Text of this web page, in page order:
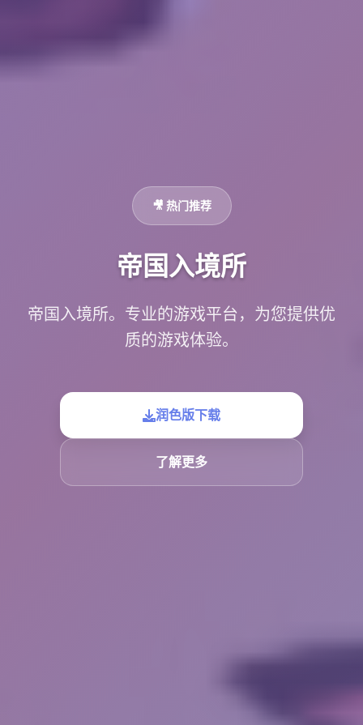
🎥 热门推荐
帝国入境所
帝国入境所。专业的游戏平台，为您提供优
质的游戏体验。
润色版下载
了解更多